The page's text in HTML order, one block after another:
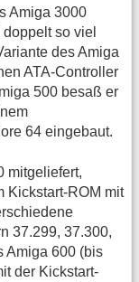
Amiga 3000
doppelt so viel
des Amiga
ATA-Controller
500 besaß er
64 eingebaut.
mitgeliefert,
Kickstart-ROM mit
37.299, 37.300,
Amiga 600 (bis
der Kickstart-